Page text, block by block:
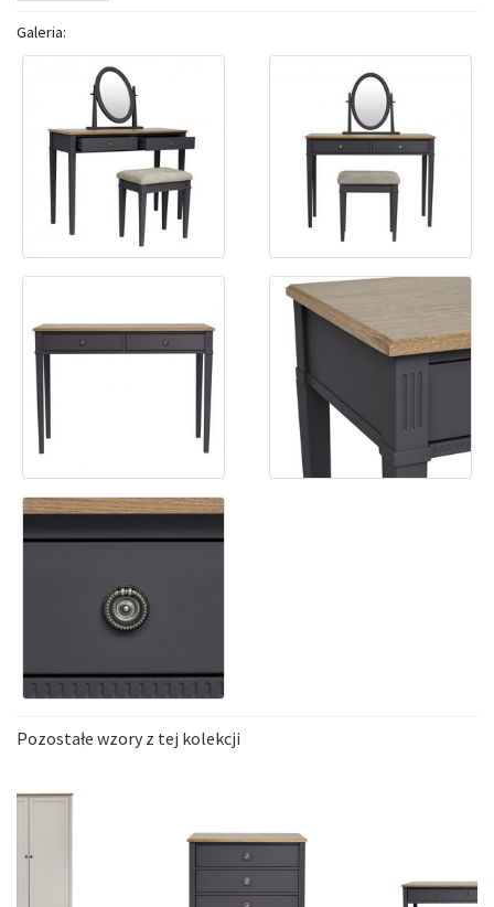
Galeria:
Pozostałe wzory z tej kolekcji